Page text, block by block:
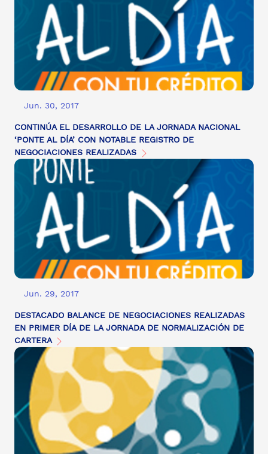
Jun. 30, 2017
CONTINÚA EL DESARROLLO DE LA JORNADA NACIONAL
‘PONTE AL DÍA’ CON NOTABLE REGISTRO DE
NEGOCIACIONES REALIZADAS
Jun. 29, 2017
DESTACADO BALANCE DE NEGOCIACIONES REALIZADAS
EN PRIMER DÍA DE LA JORNADA DE NORMALIZACIÓN DE
CARTERA